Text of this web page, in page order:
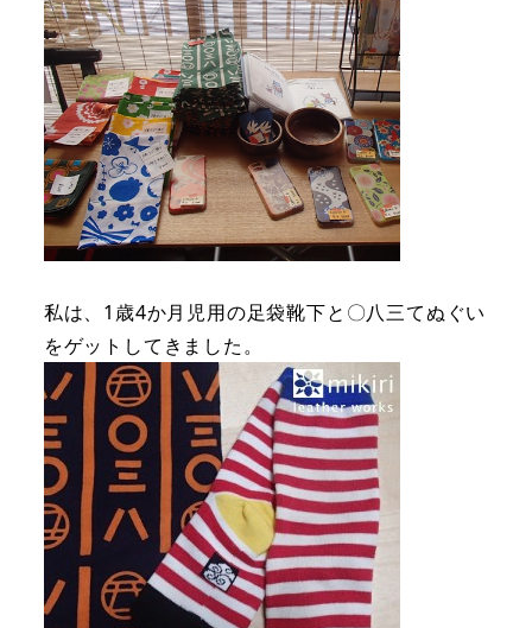
私は、1歳4か月児用の足袋靴下と〇八三てぬぐい
をゲットしてきました。